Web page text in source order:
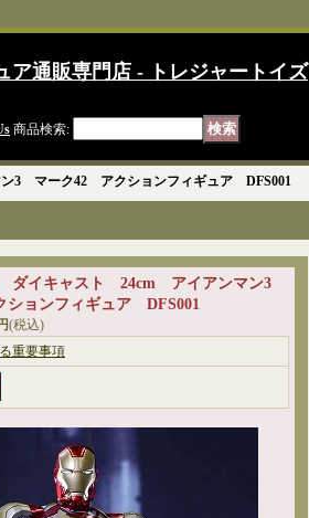
ア通販専門店 - トレジャートイズ
商品検索:
マーク42 アクションフィギュア DFS001
イキャスト 24cm アイアンマン3
ションフィギュア DFS001
(税込)
重要事項